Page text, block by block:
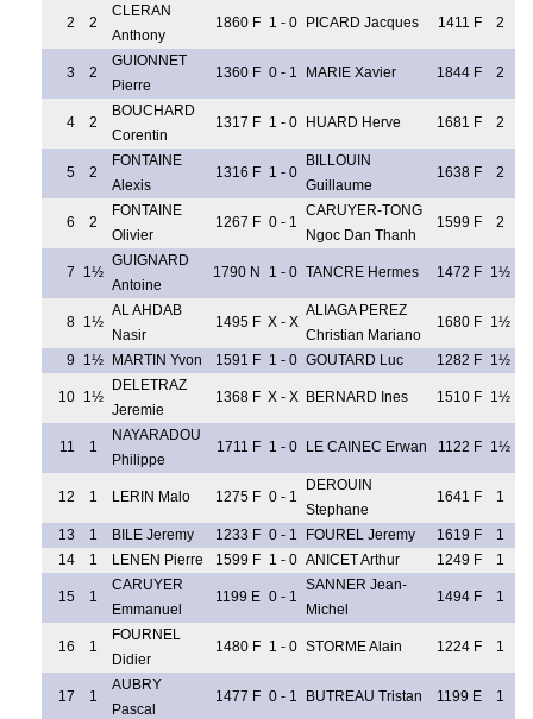
2 2
CLERAN
Anthony
1860 F 1 - 0 PICARD Jacques 1411 F 2
3 2
GUIONNET
Pierre
1360 F 0 - 1 MARIE Xavier 1844 F 2
4 2
BOUCHARD
Corentin
1317 F 1 - 0 HUARD Herve 1681 F 2
5 2
FONTAINE
Alexis
1316 F 1 - 0
BILLOUIN
Guillaume
1638 F 2
6 2
FONTAINE
Olivier
1267 F 0 - 1
CARUYER-TONG
Ngoc Dan Thanh
1599 F 2
7 1½
GUIGNARD
Antoine
1790 N 1 - 0 TANCRE Hermes 1472 F 1½
8 1½
AL AHDAB
Nasir
1495 F X - X
ALIAGA PEREZ
Christian Mariano
1680 F 1½
9 1½ MARTIN Yvon 1591 F 1 - 0 GOUTARD Luc 1282 F 1½
10 1½
DELETRAZ
Jeremie
1368 F X - X BERNARD Ines 1510 F 1½
11 1
NAYARADOU
Philippe
1711 F 1 - 0 LE CAINEC Erwan 1122 F 1½
12 1 LERIN Malo 1275 F 0 - 1
DEROUIN
Stephane
1641 F 1
13 1 BILE Jeremy 1233 F 0 - 1 FOUREL Jeremy 1619 F
1
14
1 LENEN Pierre 1599 F 1 - 0 ANICET Arthur 1249 F 1
15 1
CARUYER
Emmanuel
1199 E 0 - 1
SANNER Jean-
Michel
1494 F 1
16 1
FOURNEL
Didier
1480 F 1 - 0 STORME Alain 1224 F 1
17 1
AUBRY
Pascal
1477 F 0 - 1 BUTREAU Tristan 1199 E 1